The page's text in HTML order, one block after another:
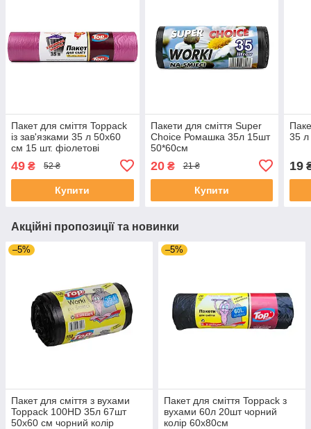
Пакет для сміття Toppack
із зав'язками 35 л 50х60
см 15 шт. фіолетові
49 ₴ 52 ₴
Купити
Пакети для сміття Super
Choice Ромашка 35л 15шт
50*60см
20₴ 21 ₴
Купити
35 л
19
Акційні пропозиції та новинки
–5%
Пакет для сміття з вухами
Toppack 100HD 35л 67шт
50х60 см чорний колір
–5%
Пакет для сміття Toppack з
вухами 60л 20шт чорний
колір 60х80см